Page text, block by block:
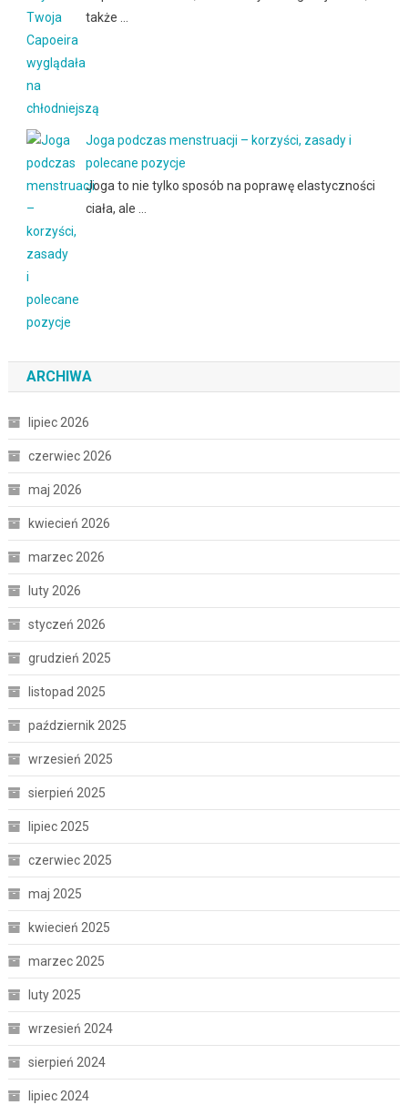
także …
Joga podczas menstruacji – korzyści, zasady i
polecane pozycje
Joga to nie tylko sposób na poprawę elastyczności
ciała, ale …
ARCHIWA
lipiec 2026
czerwiec 2026
maj 2026
kwiecień 2026
marzec 2026
luty 2026
styczeń 2026
grudzień 2025
listopad 2025
październik 2025
wrzesień 2025
sierpień 2025
lipiec 2025
czerwiec 2025
maj 2025
kwiecień 2025
marzec 2025
luty 2025
wrzesień 2024
sierpień 2024
lipiec 2024